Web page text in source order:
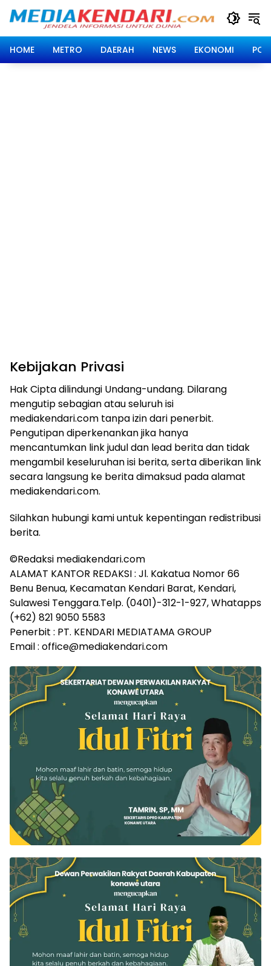
HOME
METRO DAERAH NEWS EKONOMI
Kebijakan Privasi
Hak Cipta dilindungi Undang-undang. Dilarang
mengutip sebagian atau seluruh isi
mediakendari.com tanpa izin dari penerbit.
Pengutipan diperkenankan jika hanya
mencantumkan link judul dan lead berita dan tidak
mengambil keseluruhan isi berita, serta diberikan link
secara langsung ke berita dimaksud pada alamat
mediakendari.com.
Silahkan hubungi kami untuk kepentingan redistribusi
berita.
©Redaksi mediakendari.com
ALAMAT KANTOR REDAKSI : Jl. Kakatua Nomor 66
Benu Benua, Kecamatan Kendari Barat, Kendari,
Sulawesi Tenggara.Telp. (0401)-312-1-927, Whatapps
(+62) 821 9050 5583
Penerbit : PT. KENDARI MEDIATAMA GROUP
Email : office@mediakendari.com